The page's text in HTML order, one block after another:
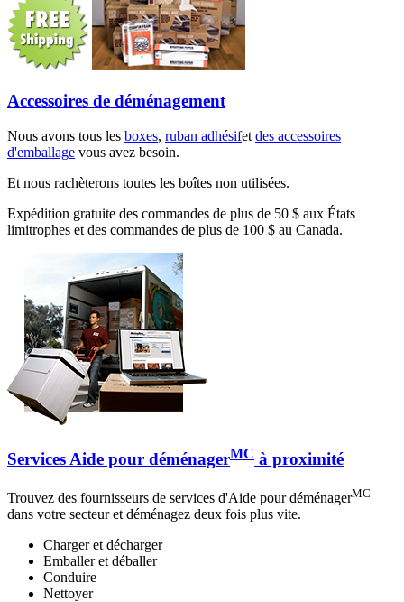
Accessoires de déménagement
Nous avons tous les boxes, ruban adhésifet des accessoires
d'emballage vous avez besoin.
Et nous rachèterons toutes les boîtes non utilisées.
Expédition gratuite des commandes de plus de 50 $ aux États
limitrophes et des commandes de plus de 100 $ au Canada.
Services Aide pour déménagerMC à proximité
Trouvez des fournisseurs de services d'Aide pour déménagerMC
dans votre secteur et déménagez deux fois plus vite.
Charger et décharger
Emballer et déballer
Conduire
Nettoyer